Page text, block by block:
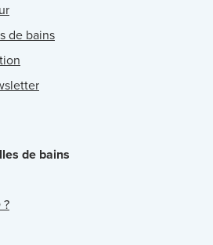
de bains
de bains